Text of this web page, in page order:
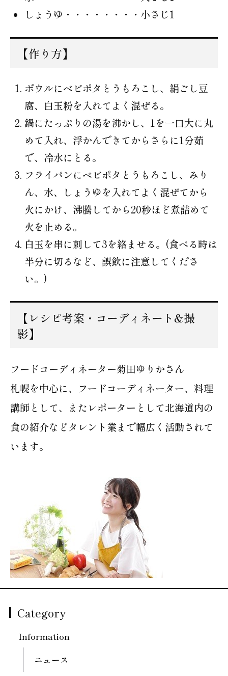
しょうゆ・・・・・・・・小さじ1
【作り方】
ボウルにベビポタとうもろこし、絹ごし豆
腐、白玉粉を入れてよく混ぜる。
鍋にたっぷりの湯を沸かし、1を一口大に丸
めて入れ、浮かんできてからさらに1分茹
で、冷水にとる。
フライパンにベビポタとうもろこし、みり
ん、水、しょうゆを入れてよく混ぜてから
火にかけ、沸騰してから20秒ほど煮詰めて
火を止める。
白玉を串に刺して3を絡ませる。(食べる時は
半分に切るなど、誤飲に注意してくださ
い。)
【レシピ考案・コーディネート&撮
影】
フードコーディネーター菊田ゆりかさん
札幌を中心に、フードコーディネーター、料理
講師として、またレポーターとして北海道内の
食の紹介などタレント業まで幅広く活動されて
います。
Category
Information
ニュース